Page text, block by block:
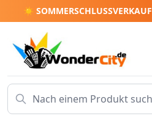
☀️ SOMMERSCHLUSSVERKAUF